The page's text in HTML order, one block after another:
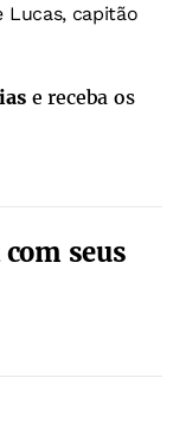
Lucas, capitão
e receba os
seus